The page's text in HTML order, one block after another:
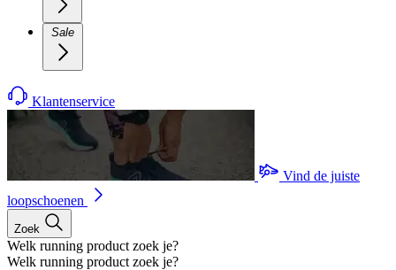
Sale
Klantenservice
Vind de juiste
loopschoenen
Zoek
Welk running product zoek je?
Welk running product zoek je?